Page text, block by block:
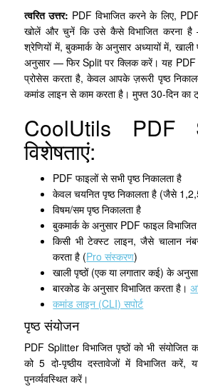
त्वरित उत्तर: PDF विभाजित करने के लिए,
खोलें और चुनें कि उसे कैसे विभाजित करना है
श्रेणियों में, बुकमार्क के अनुसार अध्यायों में,
अनुसार — फिर Split पर क्लिक करें। यह PDF
प्रोसेस करता है, केवल आपके ज़रूरी पृष्ठ
कमांड लाइन से काम करता है। मुफ्त 30-दिन का
CoolUtils PDF
विशेषताएं:
PDF फाइलों से सभी पृष्ठ निकालता है
केवल चयनित पृष्ठ निकालता है (जैसे
विषम/सम पृष्ठ निकालता है
बुकमार्क के अनुसार PDF फाइल
किसी भी टेक्स्ट लाइन, जैसे चालान
करता है (Pro संस्करण)
खाली पृष्ठों (एक या लगातार कई) के
बारकोड के अनुसार विभाजित करता है।
कमांड लाइन (CLI) सपोर्ट
पृष्ठ संयोजन
PDF Splitter विभाजित पृष्ठों को भी
को 5 दो-पृष्ठीय दस्तावेजों में विभाजित करें,
पुनर्व्यवस्थित करें।